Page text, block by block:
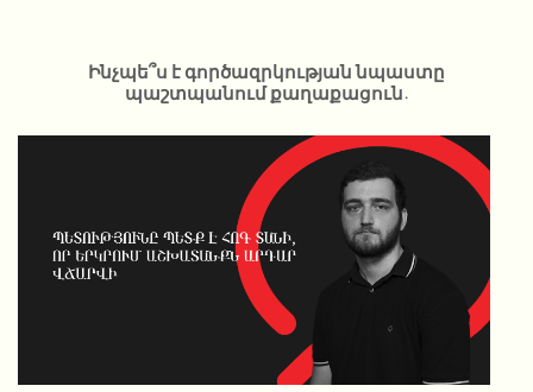
Ինչպե՞ս է գործազրկության նպաստը
պաշտպանում քաղաքացուն.